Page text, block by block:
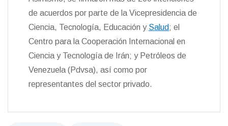
de acuerdos por parte de la Vicepresidencia de
Ciencia, Tecnología, Educación y Salud; el
Centro para la Cooperación Internacional en
Ciencia y Tecnología de Irán; y Petróleos de
Venezuela (Pdvsa), así como por
representantes del sector privado.